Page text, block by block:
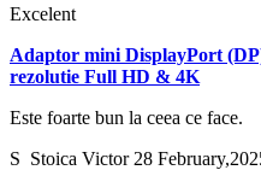
Excelent
Adaptor mini DisplayPort
rezolutie Full HD & 4K
Este foarte bun la ceea ce face.
S Stoica Victor 28